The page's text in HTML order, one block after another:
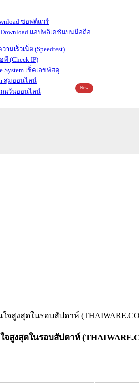
ซอฟต์แวร์
แอปพลิเคชันบนมือถือ
ามเร็วเน็ต (Speedtest)
พี (Check IP)
เช็คเลขพัสดุ
สุ่มออนไลน์
ณวันออนไลน์
New
สูงสุดในรอบสัปดาห์